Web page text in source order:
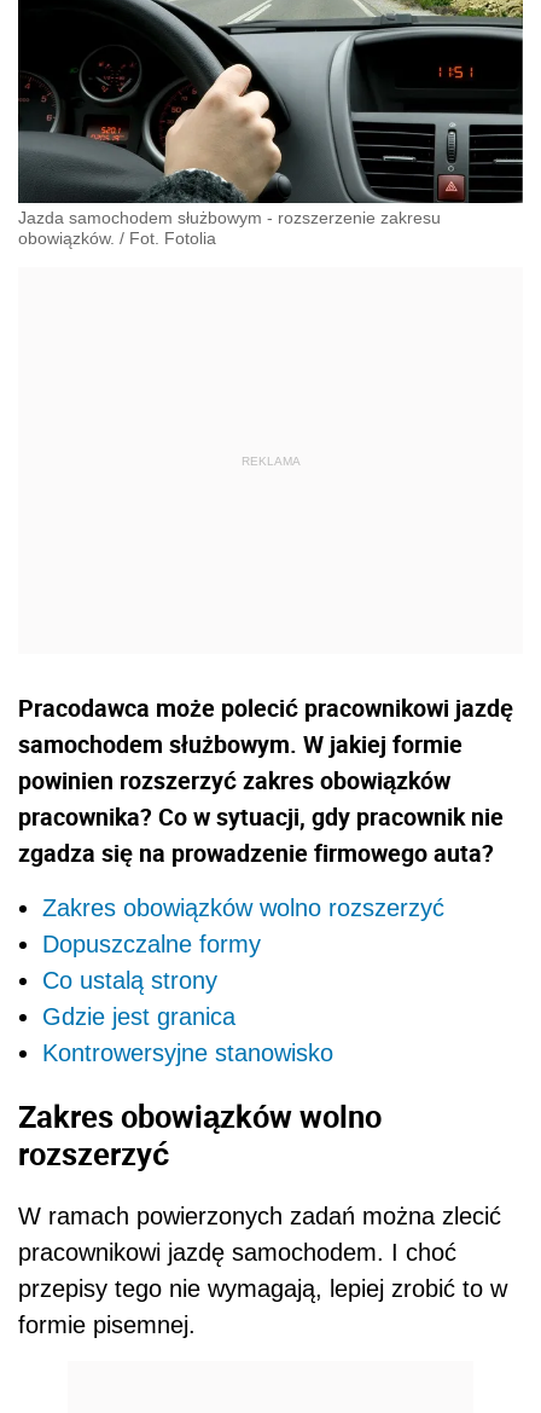
Jazda samochodem służbowym - rozszerzenie zakresu
obowiązków. / Fot. Fotolia
Pracodawca może polecić pracownikowi jazdę
samochodem służbowym. W jakiej formie
powinien rozszerzyć zakres obowiązków
pracownika? Co w sytuacji, gdy pracownik nie
zgadza się na prowadzenie firmowego auta?
Zakres obowiązków wolno rozszerzyć
Dopuszczalne formy
Co ustalą strony
Gdzie jest granica
Kontrowersyjne stanowisko
Zakres obowiązków wolno
rozszerzyć
W ramach powierzonych zadań można zlecić
pracownikowi jazdę samochodem. I choć
przepisy tego nie wymagają, lepiej zrobić to w
formie pisemnej.